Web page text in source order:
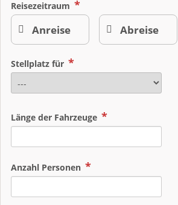
Reisezeitraum
Stellplatz für
Länge der Fahrzeuge
Anzahl Personen